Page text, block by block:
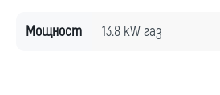
Мощност 13.8 kW газ